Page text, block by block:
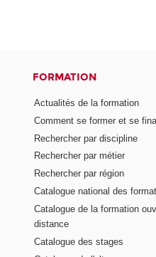
FORMATION
Actualités de la formation
Comment se former et se
Rechercher par discipline
Rechercher par métier
Rechercher par région
Catalogue national des
Catalogue de la formation
distance
Catalogue des stages